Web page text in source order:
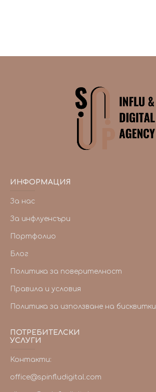
ИНФОРМАЦИЯ
За нас
За инфлуенсъри
Портфолио
Блог
Политика за поверителност
Правила и условия
Политика за използване на бисквитки
ПОТРЕБИТЕЛСКИ
УСЛУГИ
Контакти:
office@spinfludigital.com